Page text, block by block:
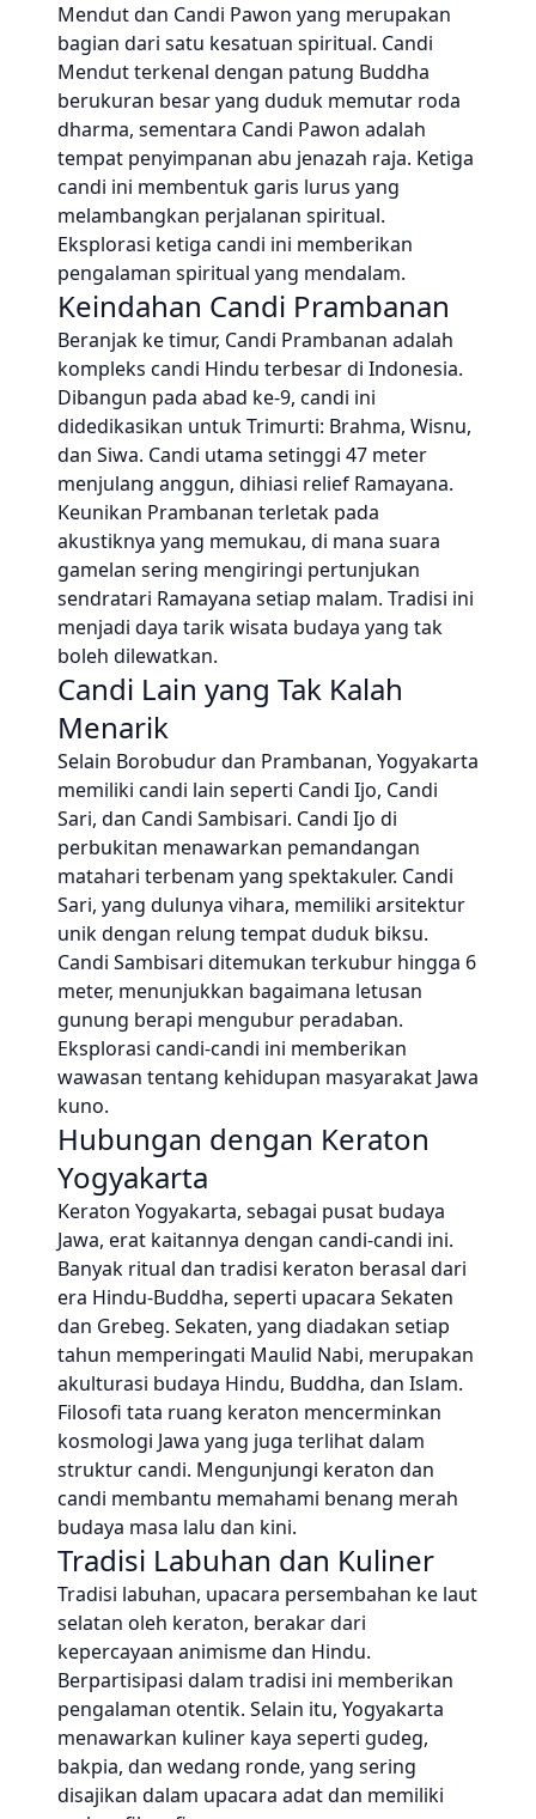
Mendut dan Candi Pawon yang merupakan
bagian dari satu kesatuan spiritual. Candi
Mendut terkenal dengan patung Buddha
berukuran besar yang duduk memutar roda
dharma, sementara Candi Pawon adalah
tempat penyimpanan abu jenazah raja. Ketiga
candi ini membentuk garis lurus yang
melambangkan perjalanan spiritual.
Eksplorasi ketiga candi ini memberikan
pengalaman spiritual yang mendalam.
Keindahan Candi Prambanan
Beranjak ke timur, Candi Prambanan adalah
kompleks candi Hindu terbesar di Indonesia.
Dibangun pada abad ke-9, candi ini
didedikasikan untuk Trimurti: Brahma, Wisnu,
dan Siwa. Candi utama setinggi 47 meter
menjulang anggun, dihiasi relief Ramayana.
Keunikan Prambanan terletak pada
akustiknya yang memukau, di mana suara
gamelan sering mengiringi pertunjukan
sendratari Ramayana setiap malam. Tradisi ini
menjadi daya tarik wisata budaya yang tak
boleh dilewatkan.
Candi Lain yang Tak Kalah
Menarik
Selain Borobudur dan Prambanan, Yogyakarta
memiliki candi lain seperti Candi Ijo, Candi
Sari, dan Candi Sambisari. Candi Ijo di
perbukitan menawarkan pemandangan
matahari terbenam yang spektakuler. Candi
Sari, yang dulunya vihara, memiliki arsitektur
unik dengan relung tempat duduk biksu.
Candi Sambisari ditemukan terkubur hingga 6
meter, menunjukkan bagaimana letusan
gunung berapi mengubur peradaban.
Eksplorasi candi-candi ini memberikan
wawasan tentang kehidupan masyarakat Jawa
kuno.
Hubungan dengan Keraton
Yogyakarta
Keraton Yogyakarta, sebagai pusat budaya
Jawa, erat kaitannya dengan candi-candi ini.
Banyak ritual dan tradisi keraton berasal dari
era Hindu-Buddha, seperti upacara Sekaten
dan Grebeg. Sekaten, yang diadakan setiap
tahun memperingati Maulid Nabi, merupakan
akulturasi budaya Hindu, Buddha, dan Islam.
Filosofi tata ruang keraton mencerminkan
kosmologi Jawa yang juga terlihat dalam
struktur candi. Mengunjungi keraton dan
candi membantu memahami benang merah
budaya masa lalu dan kini.
Tradisi Labuhan dan Kuliner
Tradisi labuhan, upacara persembahan ke laut
selatan oleh keraton, berakar dari
kepercayaan animisme dan Hindu.
Berpartisipasi dalam tradisi ini memberikan
pengalaman otentik. Selain itu, Yogyakarta
menawarkan kuliner kaya seperti gudeg,
bakpia, dan wedang ronde, yang sering
disajikan dalam upacara adat dan memiliki